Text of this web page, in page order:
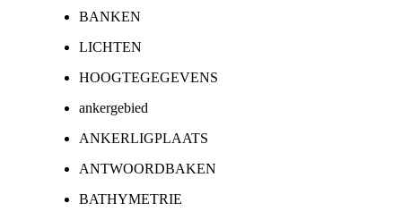
BANKEN
LICHTEN
HOOGTEGEGEVENS
ankergebied
ANKERLIGPLAATS
ANTWOORDBAKEN
BATHYMETRIE